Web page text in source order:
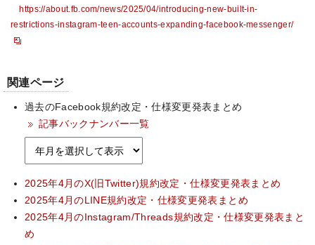
https://about.fb.com/news/2025/04/introducing-new-built-in-
restrictions-instagram-teen-accounts-expanding-facebook-messenger/
関連ページ
過去のFacebook規約改定・仕様変更発表まとめ
記事バックナンバー一覧
2025年4月のX(旧Twitter)規約改定・仕様変更発表まとめ
2025年4月のLINE規約改定・仕様変更発表まとめ
2025年4月のInstagram/Threads規約改定・仕様変更発表まと
め